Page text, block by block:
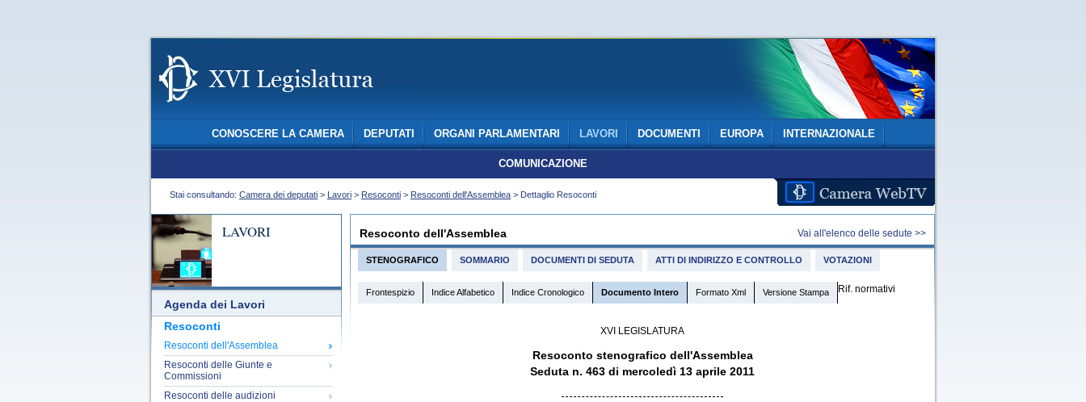
CONOSCERE LA CAMERA DEPUTATI ORGANI PARLAMENTARI LAVORI DOCUMENTI EUROPA INTERNAZIONALE
COMUNICAZIONE
Stai consultando: Camera dei deputati > Lavori > Resoconti > Resoconti dell'Assemblea > Dettaglio Resoconti
LAVORI
Agenda dei Lavori
Resoconti
Resoconti dell'Assemblea
Resoconti delle Giunte e
Commissioni
Resoconti delle audizioni
Resoconto dell'Assemblea Vai all'elenco delle sedute >>
STENOGRAFICO SOMMARIO DOCUMENTI DI SEDUTA ATTI DI INDIRIZZO E CONTROLLO VOTAZIONI
Frontespizio Indice Alfabetico Indice Cronologico Documento Intero Formato Xml Versione Stampa Rif. normativi
XVI LEGISLATURA
Resoconto stenografico dell'Assemblea
Seduta n. 463 di mercoledì 13 aprile 2011